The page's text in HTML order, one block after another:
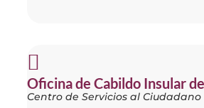

Oficina de Cabildo Insular
Centro de Servicios al Ciudadano